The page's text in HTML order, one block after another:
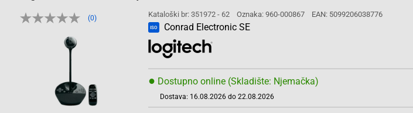
(0) Kataloški br: 351972 - 62 Oznaka: 960-000867 EAN: 5099206038776
ISO Conrad Electronic SE
● Dostupno online (Skladište: Njemačka)
Dostava: 16.08.2026 do 22.08.2026